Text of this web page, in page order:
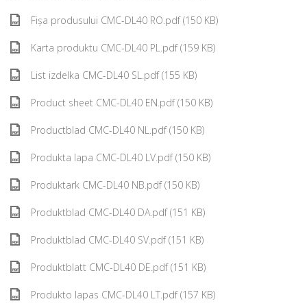
Fișa produsului CMC-DL40 RO.pdf (150 KB)
Karta produktu CMC-DL40 PL.pdf (159 KB)
List izdelka CMC-DL40 SL.pdf (155 KB)
Product sheet CMC-DL40 EN.pdf (150 KB)
Productblad CMC-DL40 NL.pdf (150 KB)
Produkta lapa CMC-DL40 LV.pdf (150 KB)
Produktark CMC-DL40 NB.pdf (150 KB)
Produktblad CMC-DL40 DA.pdf (151 KB)
Produktblad CMC-DL40 SV.pdf (151 KB)
Produktblatt CMC-DL40 DE.pdf (151 KB)
Produkto lapas CMC-DL40 LT.pdf (157 KB)